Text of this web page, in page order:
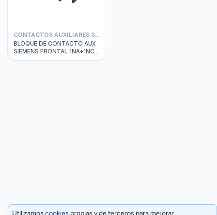
CONTACTOS AUXILIARES SIEMENS
BLOQUE DE CONTACTO AUX
SIEMENS FRONTAL 1NA+1NC,
S00 - S3 3RH2911-1HA11
Utilizamos cookies propias y de terceros para mejorar